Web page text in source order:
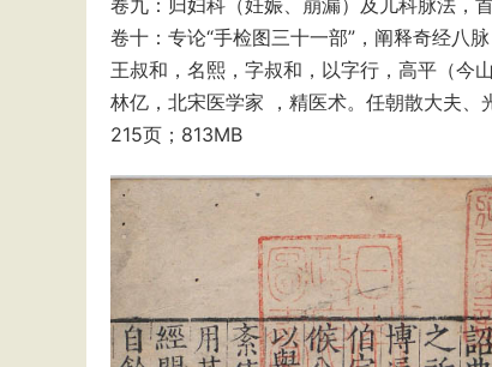
卷九‌：归妇科（妊娠、崩漏）及儿科脉法，
卷十‌：专论“手检图三十一部”，阐释奇经八
王叔和，名熙，字叔和，以字行，高平（今
林亿，北宋医学家 ，精医术。任朝散大夫、
215页；813MB